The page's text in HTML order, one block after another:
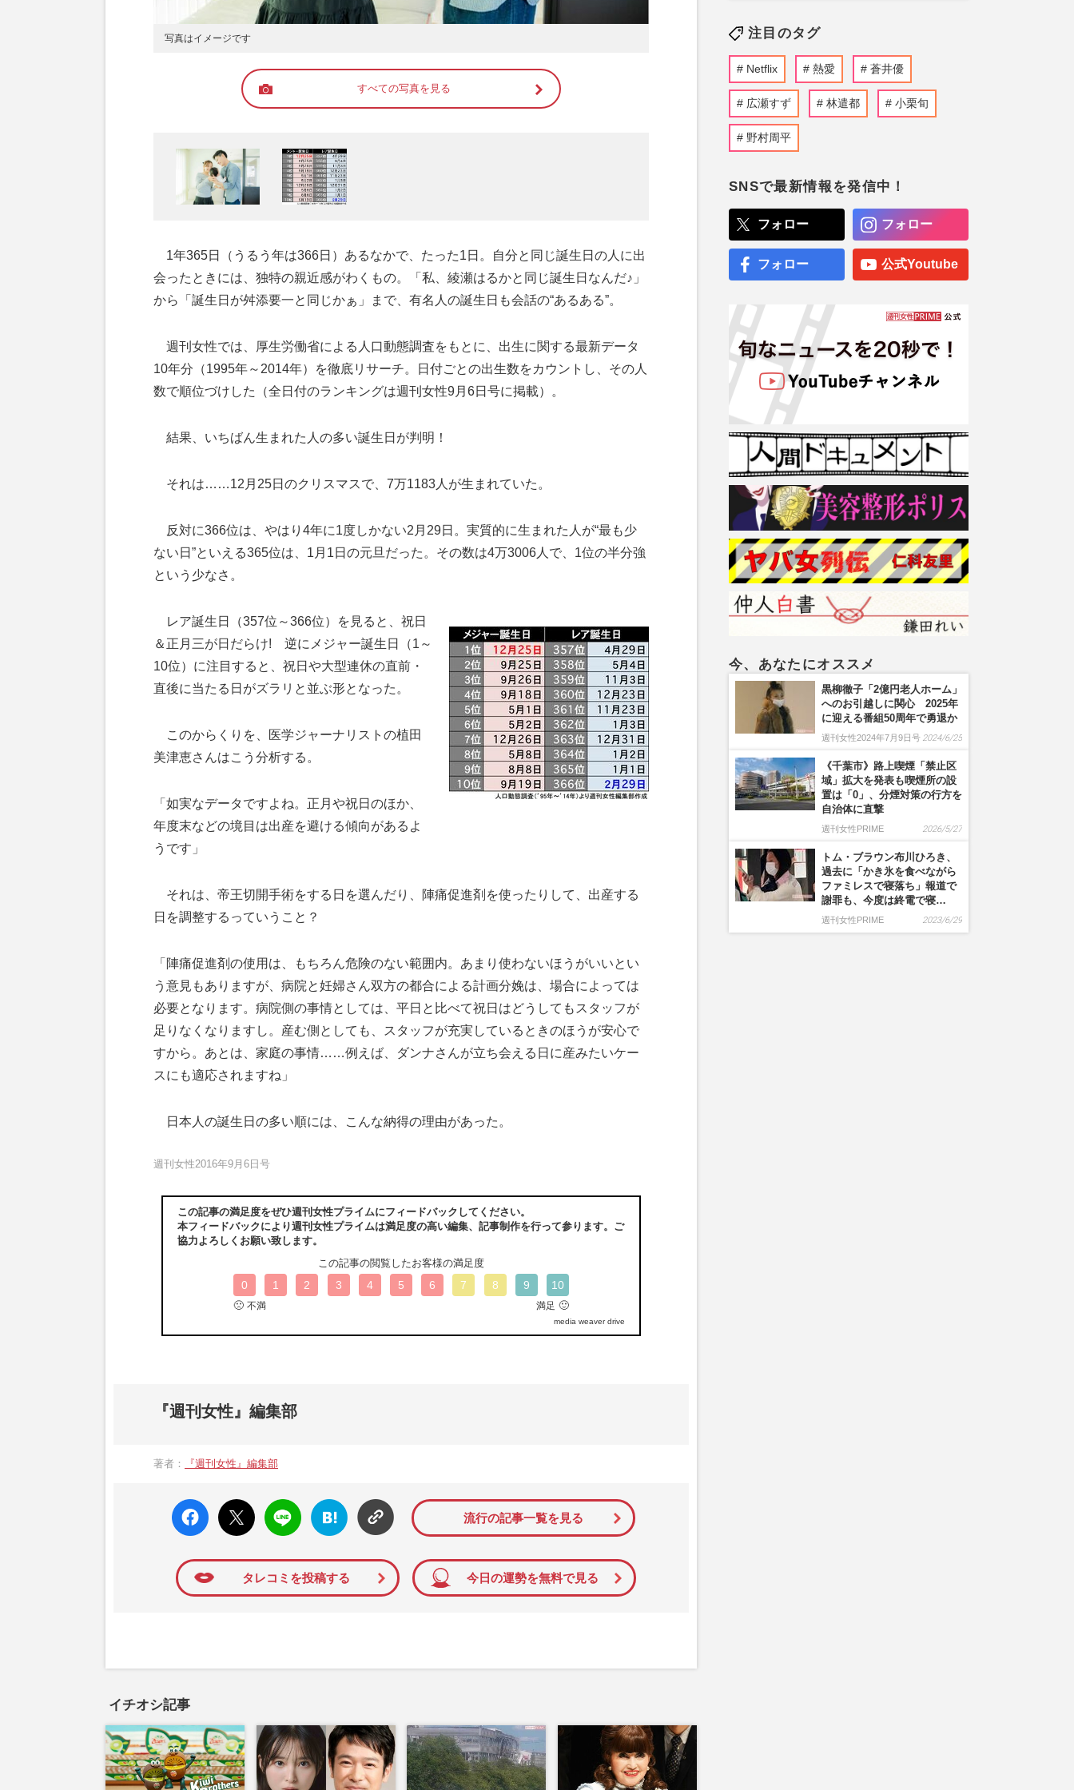
写真はイメージです
すべての写真を見る
1年365日（うるう年は366日）あるなかで、たった1日。自分と同じ誕生日の人に出
会ったときには、独特の親近感がわくもの。「私、綾瀬はるかと同じ誕生日なんだ♪」
から「誕生日が舛添要一と同じかぁ」まで、有名人の誕生日も会話の“あるある”。
週刊女性では、厚生労働省による人口動態調査をもとに、出生に関する最新データ
10年分（1995年～2014年）を徹底リサーチ。日付ごとの出生数をカウントし、その人
数で順位づけした（全日付のランキングは週刊女性9月6日号に掲載）。
結果、いちばん生まれた人の多い誕生日が判明！
それは……12月25日のクリスマスで、7万1183人が生まれていた。
反対に366位は、やはり4年に1度しかない2月29日。実質的に生まれた人が“最も少
ない日”といえる365位は、1月1日の元旦だった。その数は4万3006人で、1位の半分強
という少なさ。
レア誕生日（357位～366位）を見ると、祝日
＆正月三が日だらけ! 逆にメジャー誕生日（1～
10位）に注目すると、祝日や大型連休の直前・
直後に当たる日がズラリと並ぶ形となった。
このからくりを、医学ジャーナリストの植田
美津恵さんはこう分析する。
「如実なデータですよね。正月や祝日のほか、
年度末などの境目は出産を避ける傾向があるよ
うです」
それは、帝王切開手術をする日を選んだり、陣痛促進剤を使ったりして、出産する
日を調整するっていうこと？
「陣痛促進剤の使用は、もちろん危険のない範囲内。あまり使わないほうがいいとい
う意見もありますが、病院と妊婦さん双方の都合による計画分娩は、場合によっては
必要となります。病院側の事情としては、平日と比べて祝日はどうしてもスタッフが
足りなくなりますし。産む側としても、スタッフが充実しているときのほうが安心で
すから。あとは、家庭の事情……例えば、ダンナさんが立ち会える日に産みたいケー
スにも適応されますね」
日本人の誕生日の多い順には、こんな納得の理由があった。
週刊女性2016年9月6日号
この記事の満足度をぜひ週刊女性プライムにフィードバックしてください。
本フィードバックにより週刊女性プライムは満足度の高い編集、記事制作を行って参ります。ご
協力よろしくお願い致します。
この記事の閲覧したお客様の満足度
0 1 2 3 4 5 6 7 8 9 10
🙁 不満 満足 🙂
media weaver drive
『週刊女性』編集部
著者： 『週刊女性』編集部
faceboo
k いい
ね
X ポス
ト
LINE
はてな
ブック
マーク
流行の記事一覧を見る
タレコミを投稿する 今日の運勢を無料で見る
イチオシ記事
注目のタグ
Netflix 熱愛 蒼井優
広瀬すず 林遣都 小栗旬
野村周平
SNSで最新情報を発信中！
フォロー フォロー
フォロー 公式Youtube
今、あなたにオススメ
黒柳徹子「2億円老人ホーム」
へのお引越しに関心 2025年
に迎える番組50周年で勇退か
週刊女性2024年7月9日号 2024/6/25
《千葉市》路上喫煙「禁止区
域」拡大を発表も喫煙所の設
置は「0」、分煙対策の行方を
自治体に直撃
週刊女性PRIME 2026/5/27
トム・ブラウン布川ひろき、
過去に「かき氷を食べながら
ファミレスで寝落ち」報道で
謝罪も、今度は終電で寝…
週刊女性PRIME 2023/6/29